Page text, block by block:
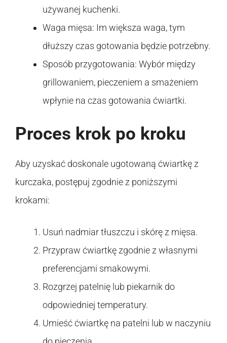
używanej kuchenki.
Waga mięsa: Im większa waga, tym
dłuższy czas gotowania będzie potrzebny.
Sposób przygotowania: Wybór między
grillowaniem, pieczeniem a smażeniem
wpłynie na czas gotowania ćwiartki.
Proces krok po kroku
Aby uzyskać doskonale ugotowaną ćwiartkę z
kurczaka, postępuj zgodnie z poniższymi
krokami:
Usuń nadmiar tłuszczu i skórę z mięsa.
Przypraw ćwiartkę zgodnie z własnymi
preferencjami smakowymi.
Rozgrzej patelnię lub piekarnik do
odpowiedniej temperatury.
Umieść ćwiartkę na patelni lub w naczyniu